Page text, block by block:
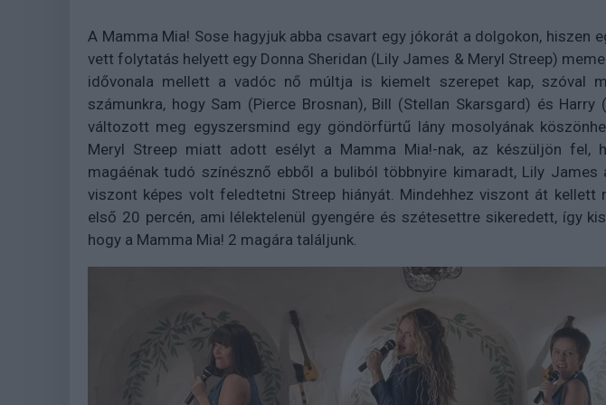
A Mamma Mia! Sose hagyjuk abba csavart egy jókorát a dolgokon, hiszen
vett folytatás helyett egy Donna Sheridan (Lily James & Meryl Streep)
idővonala mellett a vadóc nő múltja is kiemelt szerepet kap, szóval
számunkra, hogy Sam (Pierce Brosnan), Bill (Stellan Skarsgard) és
változott meg egyszersmind egy göndörfürtű lány mosolyának
Meryl Streep miatt adott esélyt a Mamma Mia!-nak, az készüljön fel,
magáénak tudó színésznő ebből a buliból többnyire kimaradt, Lily James
viszont képes volt feledtetni Streep hiányát. Mindehhez viszont át kellett
első 20 percén, ami lélektelenül gyengére és szétesettre sikeredett, így
hogy a Mamma Mia! 2 magára találjunk.